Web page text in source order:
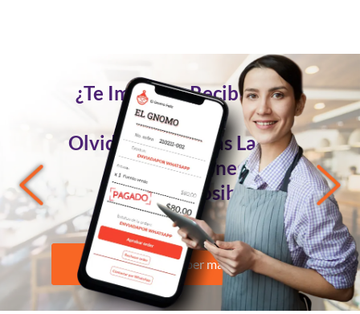
¿Te Imaginas Recibir Tus
Pedidos
Olvidándote de las Largas
Conversaciones?
Ahora es Posible
Quiero saber más